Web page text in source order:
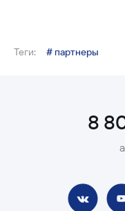
Теги: # партнеры
8